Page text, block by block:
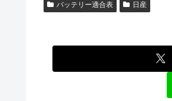
バッテリー適合表 日産